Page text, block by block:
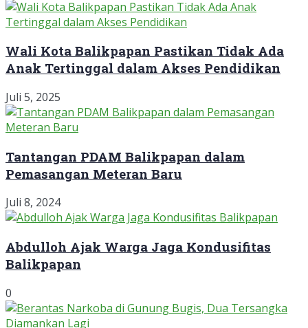
Wali Kota Balikpapan Pastikan Tidak Ada
Anak Tertinggal dalam Akses Pendidikan
Juli 5, 2025
Tantangan PDAM Balikpapan dalam
Pemasangan Meteran Baru
Juli 8, 2024
Abdulloh Ajak Warga Jaga Kondusifitas
Balikpapan
0